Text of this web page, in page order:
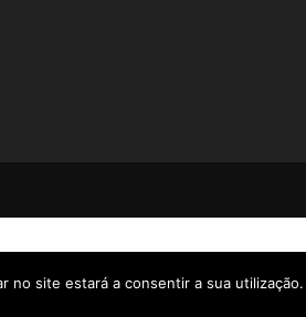
no site estará a consentir a sua utilização.